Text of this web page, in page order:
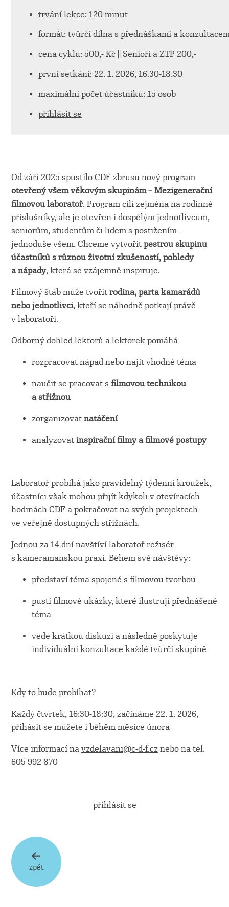
trvání lekce: 120 minut
formát: tvůrčí dílna s přednáškami a
cena cyklu: 500,- Kč || Senioři a ZTP 200,-
první setkání: 22. 1. 2026, 16.30-18.30
maximální počet účastníků: 15 osob
přihlásit se
Od září 2025 spustilo CDF zbrusu nový program
otevřený všem věkovým skupinám – Mezigenerační
filmovou laboratoř. Program cílí zejména na rodinné
příslušníky, ale je otevřen i dospělým jednotlivcům,
seniorům, studentům či lidem s postižením –
jednoduše všem. Chceme vytvořit pestrou skupinu
účastníků s různou životní zkušeností, pohledy
a nápady, která se vzájemně inspiruje.
Filmový štáb může tvořit rodina, parta kamarádů
nebo jednotlivci, kteří se náhodně potkají právě
v laboratoři.
Odborný dohled lektorů a lektorek pomáhá
rozpracovat nápad nebo najít vhodné téma
naučit se pracovat s filmovou technikou
a střižnou
zorganizovat natáčení
analyzovat inspirační filmy a filmové postupy
Laboratoř probíhá jako pravidelný týdenní kroužek,
účastníci však mohou přijít kdykoli v otevíracích
hodinách CDF a pokračovat na svých projektech
ve veřejně dostupných střižnách.
Jednou za 14 dní navštíví laboratoř režisér
s kameramanskou praxí. Během své návštěvy:
představí téma spojené s filmovou tvorbou
pustí filmové ukázky, které ilustrují přednášené
téma
vede krátkou diskuzi a následně poskytuje
individuální konzultace každé tvůrčí skupině
Kdy to bude probíhat?
Každý čtvrtek, 16:30-18:30, začínáme 22. 1. 2026,
přihásit se můžete i běhěm měsíce února
Více informací na vzdelavani@c-d-f.cznebo na tel.
605 992 870
přihlásit se
zpět